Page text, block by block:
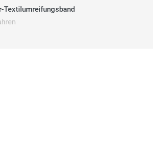
Textilumreifungsband